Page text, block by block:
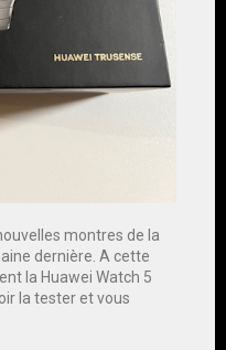
montres de la
dernière. A cette
la Huawei Watch 5
la tester et vous